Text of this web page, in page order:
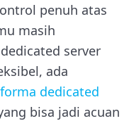
penuh atas
masih
server
ada
dedicated
bisa jadi acuan